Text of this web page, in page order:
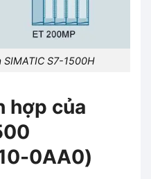
S7-1500H
hợp của
0AA0)